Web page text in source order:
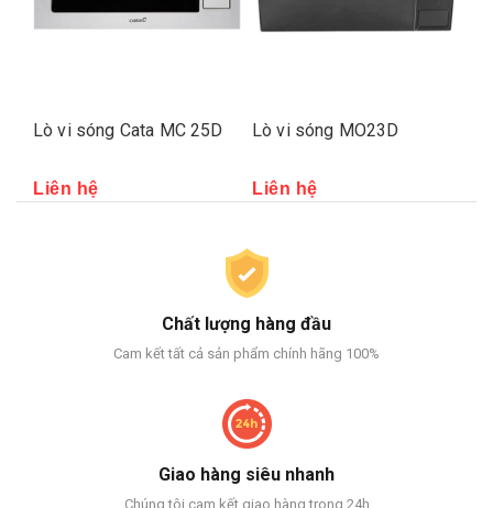
Lò vi sóng Cata MC 25D
Liên hệ
Lò vi sóng MO23D
Liên hệ
Chất lượng hàng đầu
Cam kết tất cả sản phẩm chính hãng 100%
Giao hàng siêu nhanh
Chúng tôi cam kết giao hàng trong 24h